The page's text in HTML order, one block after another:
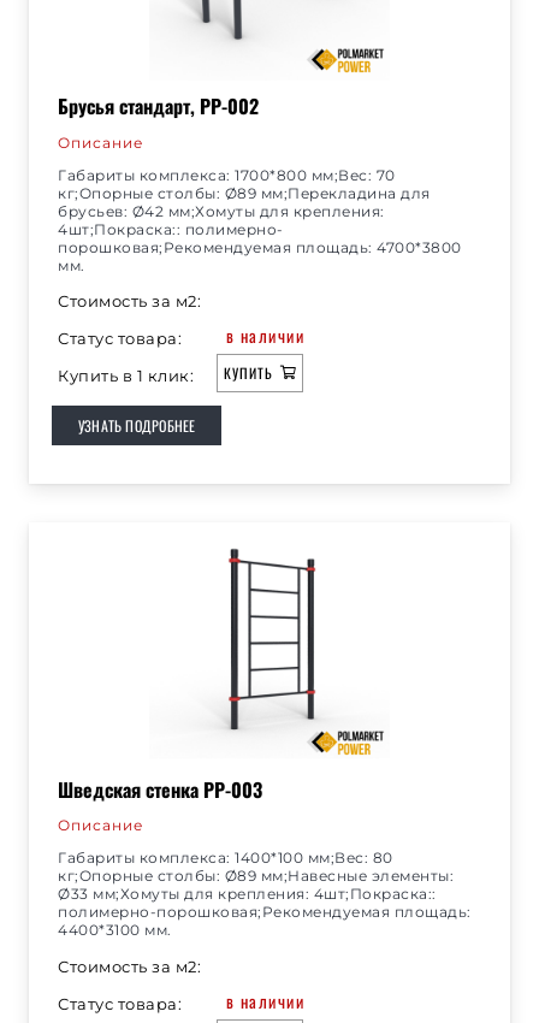
Брусья стандарт, РР-002
Описание
Габариты комплекса: 1700*800 мм;Вес: 70
кг;Опорные столбы: Ø89 мм;Перекладина для
брусьев: Ø42 мм;Хомуты для крепления:
4шт;Покраска:: полимерно-
порошковая;Рекомендуемая площадь: 4700*3800
мм.
Стоимость за м2:
Статус товара:
в наличии
Купить в 1 клик: КУПИТЬ
УЗНАТЬ ПОДРОБНЕЕ
Шведская стенка РР-003
Описание
Габариты комплекса: 1400*100 мм;Вес: 80
кг;Опорные столбы: Ø89 мм;Навесные элементы:
Ø33 мм;Хомуты для крепления: 4шт;Покраска::
полимерно-порошковая;Рекомендуемая площадь:
4400*3100 мм.
Стоимость за м2:
Статус товара:
в наличии